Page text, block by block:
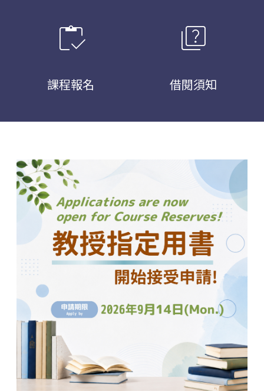
inventory
課程報名
quiz
借閱須知